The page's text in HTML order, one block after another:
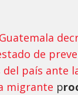
de
país ante
migrante p